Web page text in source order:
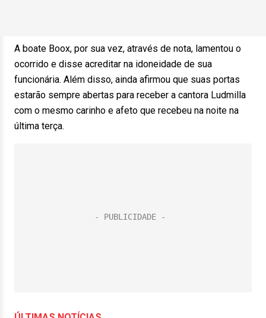
A boate Boox, por sua vez, através de nota, lamentou o
ocorrido e disse acreditar na idoneidade de sua
funcionária. Além disso, ainda afirmou que suas portas
estarão sempre abertas para receber a cantora Ludmilla
com o mesmo carinho e afeto que recebeu na noite na
última terça.